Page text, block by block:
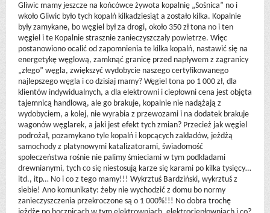
Gliwic mamy jeszcze na końcówce żywota kopalnię „Sośnica” no i
wkoło Gliwic było tych kopalń kilkadziesiąt a zostało kilka. Kopalnie
były zamykane, bo węgiel był za drogi, około 350 zł tona no i ten
węgiel i te Kopalnie strasznie zanieczyszczały powietrze. Więc
postanowiono ocalić od zapomnienia te kilka kopalń, nastawić się na
energetykę węglową, zamknąć granicę przed napływem z zagranicy
„złego” węgla, zwiększyć wydobycie naszego certyfikowanego
najlepszego węgla i co dzisiaj mamy? Węgiel tona po 1 000 zł, dla
klientów indywidualnych, a dla elektrowni i ciepłowni cena jest objęta
tajemnicą handlową, ale go brakuje, kopalnie nie nadążają z
wydobyciem, a kolej, nie wyrabia z przewozami i na dodatek brakuje
wagonów węglarek, a jaki jest efekt tych zmian? Przecież jak węgiel
podrożał, pozamykano tyle kopalń i kopcących zakładów, jeżdżą
samochody z platynowymi katalizatorami, świadomość
społeczeństwa rośnie nie palimy śmieciami w tym podkładami
drewnianymi, tych co się niestosują karze się karami po kilka tysięcy…
itd., itp… No i co z tego mamy!!! Wykrztuś Bardziński, wykrztuś z
siebie! Ano komunikaty: żeby nie wychodzić z domu bo normy
zanieczyszczenia przekroczone są o 1 000%!!! No dobra trochę